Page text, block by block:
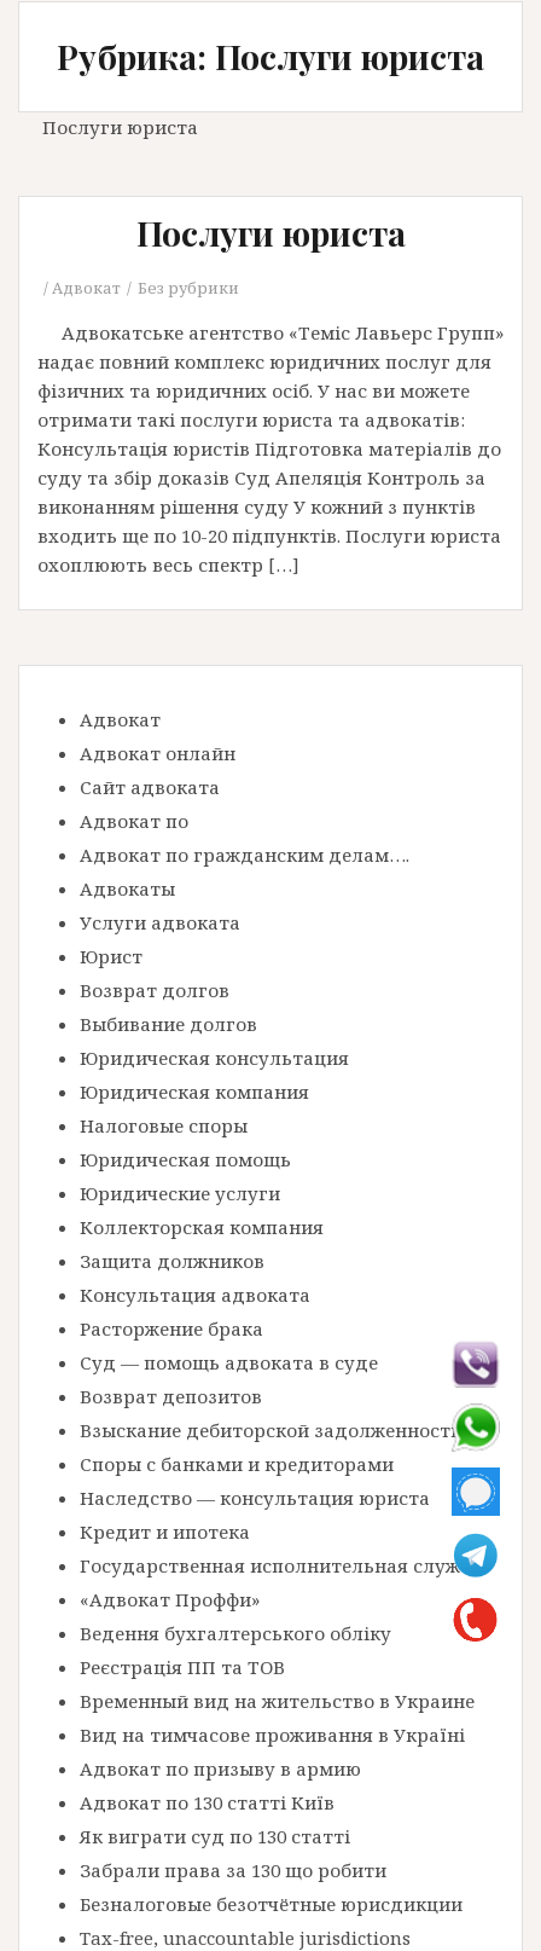
Рубрика: Послуги юриста
Послуги юриста
Послуги юриста
Адвокат Без рубрики
Адвокатське агентство «Теміс Лавьерс Групп»
надає повний комплекс юридичних послуг для
фізичних та юридичних осіб. У нас ви можете
отримати такі послуги юриста та адвокатів:
Консультація юристів Підготовка матеріалів до
суду та збір доказів Суд Апеляція Контроль за
виконанням рішення суду У кожний з пунктів
входить ще по 10-20 підпунктів. Послуги юриста
охоплюють весь спектр […]
Адвокат
Адвокат онлайн
Сайт адвоката
Адвокат по
Адвокат по гражданским делам….
Адвокаты
Услуги адвоката
Юрист
Возврат долгов
Выбивание долгов
Юридическая консультация
Юридическая компания
Налоговые споры
Юридическая помощь
Юридические услуги
Коллекторская компания
Защита должников
Консультация адвоката
Расторжение брака
Суд — помощь адвоката в суде
Возврат депозитов
Взыскание дебиторской задолженности
Споры с банками и кредиторами
Наследство — консультация юриста
Кредит и ипотека
Государственная исполнительная служба
«Адвокат Проффи»
Ведення бухгалтерського обліку
Реєстрація ПП та ТОВ
Временный вид на жительство в Украине
Вид на тимчасове проживання в Україні
Адвокат по призыву в армию
Адвокат по 130 статті Київ
Як виграти суд по 130 статті
Забрали права за 130 що робити
Безналоговые безотчётные юрисдикции
Tax-free, unaccountable jurisdictions